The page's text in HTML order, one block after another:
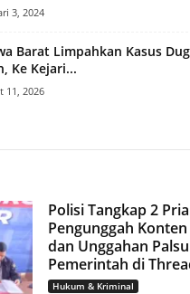
3, 2024
Barat Limpahkan Kasus
Ke Kejari...
11, 2026
Polisi Tangkap 2 Pria
Pengunggah
dan Unggahan
Pemerintah di
Hukum & Kriminal